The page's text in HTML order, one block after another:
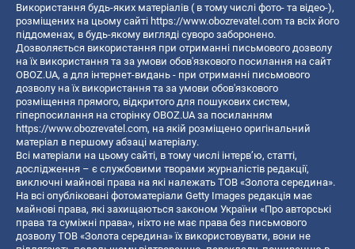
Використання будь-яких матеріалів ( в тому числі фото- та відео-),
розміщених на цьому сайті https://www.obozrevatel.com та всіх його
піддоменах, в будь-якому вигляді суворо заборонено.
Дозволяється використання при отриманні письмового дозволу
на їх використання та за умови обов'язкового посилання на сайт
OBOZ.UA, а для інтернет-видань - при отриманні письмового
дозволу на їх використання та за умови обов'язкового
розміщення прямого, відкритого для пошукових систем,
гіперпосилання на сторінку OBOZ.UA за посиланням
https://www.obozrevatel.com, на якій розміщено оригінальний
матеріал в першому абзаці матеріалу.
Всі матеріали на цьому сайті, в тому числі інтерв’ю, статті,
дослідження – є службовими творами журналістів редакції,
виключні майнові права на які належать ТОВ «Золота середина».
На всі опубліковані фотоматеріали Getty Images редакція має
майнові права, які захищаються законом України «Про авторські
права та суміжні права», ніхто не має права без письмового
дозволу ТОВ «Золота середина» їх використовувати, вони не